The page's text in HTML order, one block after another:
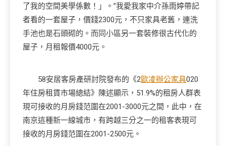
了我的空間美學係數！」。”我愛我家中介孫雨婷帶記
者看的一套屋子，價錢2300元，不只家具老舊，連洗
手池也是石頭砌的。而同小區另一套裝修很古代化的
屋子，月租報價4000元。
58安居客房產研討院發布的《2歐凌辦公家具020
年住房租賃市場總結》陳述顯示，51.9%的租房人群表
現可接收的月房錢范圍在2001-3000元之間，此中，在
南京這種新一線城市，有跨越三分之一的租客表現可
接收的月房錢范圍在2001-2500元。